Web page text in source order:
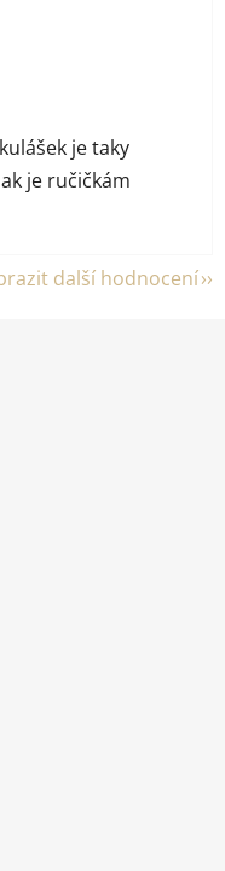
je taky
je ručičkám
další hodnocení